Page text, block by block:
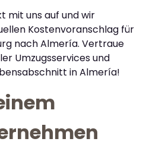
mit uns auf und wir
Kostenvoranschlag für
nach Almería. Vertraue
Umzugsservices und
in Almería!